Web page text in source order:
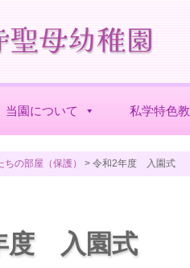
当園について 私学特色
ちの部屋（保護） > 令和2年度 入園式
度 入園式